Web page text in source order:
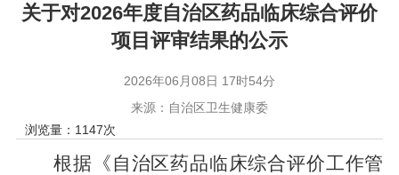
关于对2026年度自治区药品临床综合评价
项目评审结果的公示
2026年06月08日 17时54分
来源：自治区卫生健康委
浏览量： 1147次
根据 《自治区药品临床综合评价工作管